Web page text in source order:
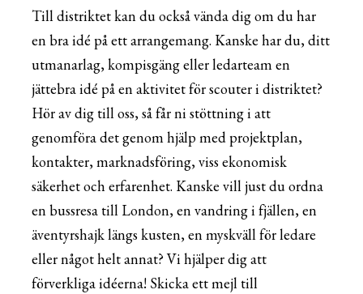
Till distriktet kan du också vända dig om du har
en bra idé på ett arrangemang. Kanske har du, ditt
utmanarlag, kompisgäng eller ledarteam en
jättebra idé på en aktivitet för scouter i distriktet?
Hör av dig till oss, så får ni stöttning i att
genomföra det genom hjälp med projektplan,
kontakter, marknadsföring, viss ekonomisk
säkerhet och erfarenhet. Kanske vill just du ordna
en bussresa till London, en vandring i fjällen, en
äventyrshajk längs kusten, en myskväll för ledare
eller något helt annat? Vi hjälper dig att
förverkliga idéerna! Skicka ett mejl till